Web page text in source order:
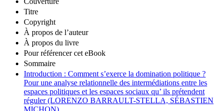
Titre
Copyright
À propos de l’auteur
À propos du livre
Pour référencer cet eBook
Sommaire
Introduction : Comment s’exerce la domination politique ?
Pour une analyse relationnelle des intermédiations entre les
espaces politiques et les espaces sociaux qu’ ils prétendent
réguler (LORENZO BARRAULT-STELLA, SÉBASTIEN
MICHON)